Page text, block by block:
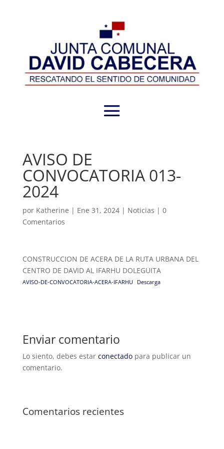
AVISO DE
CONVOCATORIA 013-
2024
por Katherine | Ene 31, 2024| Noticias | 0
Comentarios
CONSTRUCCION DE ACERA DE LA RUTA URBANA DEL
CENTRO DE DAVID AL IFARHU DOLEGUITA
AVISO-DE-CONVOCATORIA-ACERA-IFARHU Descarga
Enviar comentario
Lo siento, debes estar conectadopara publicar un
comentario.
Comentarios recientes